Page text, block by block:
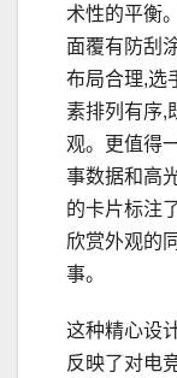
术性的平衡
面覆有防刮
布局合理,选
素排列有序,
观。更值得
事数据和高
的卡片标注
欣赏外观的
事。
这种精心设
反映了对电